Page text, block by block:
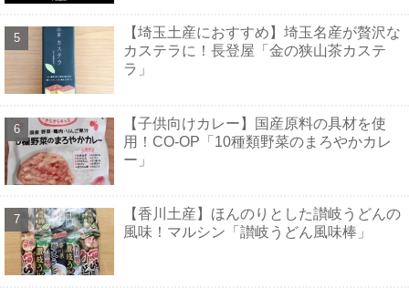
【埼玉土産におすすめ】埼玉名産が贅沢な
カステラに！長登屋「金の狭山茶カステ
ラ」
【子供向けカレー】国産原料の具材を使
用！CO-OP「10種類野菜のまろやかカレ
ー」
【香川土産】ほんのりとした讃岐うどんの
風味！マルシン「讃岐うどん風味棒」